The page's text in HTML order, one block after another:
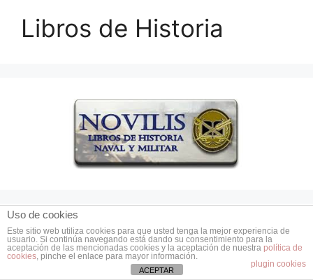
Libros de Historia
Secciones
Antigüedad y Edad Media
Uso de cookies
Este sitio web utiliza cookies para que usted tenga la mejor experiencia de
usuario. Si continúa navegando está dando su consentimiento para la
aceptación de las mencionadas cookies y la aceptación de nuestra política de
cookies, pinche el enlace para mayor información.
plugin cookies
ACEPTAR